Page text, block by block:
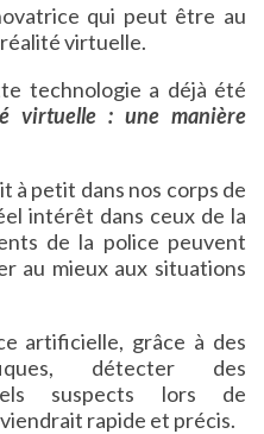
qui peut être au
virtuelle.
technologie a déjà été
virtuelle : une manière
à petit dans nos corps de
intérêt dans ceux de la
de la police peuvent
au mieux aux situations
artificielle, grâce à des
détecter des
suspects lors de
rapide et précis.